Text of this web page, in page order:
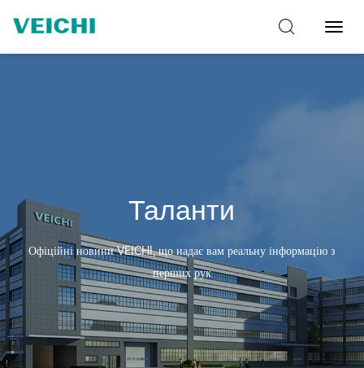
Таланти
Офіційні новини VEICHI, що надає вам реальну інформацію з
перших рук